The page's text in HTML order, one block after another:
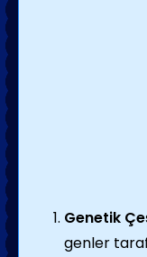
Genetik
genler